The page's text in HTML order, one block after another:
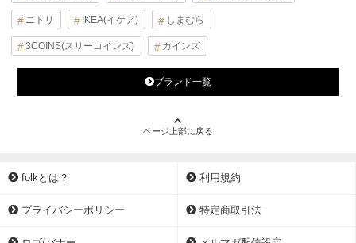
ニトリ IKEA(イケア) しまむら
3COINS(スリーコインズ) カインズ
ブランド一覧
ページ上部に戻る
folkとは？ 利用規約
プライバシーポリシー 特定商取引法